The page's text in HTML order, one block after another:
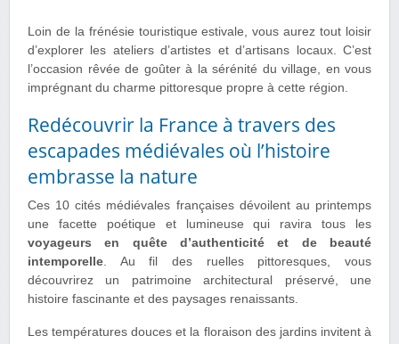
Loin de la frénésie touristique estivale, vous aurez tout loisir
d’explorer les ateliers d’artistes et d’artisans locaux. C’est
l’occasion rêvée de goûter à la sérénité du village, en vous
imprégnant du charme pittoresque propre à cette région.
Redécouvrir la France à travers des
escapades médiévales où l’histoire
embrasse la nature
Ces 10 cités médiévales françaises dévoilent au printemps
une facette poétique et lumineuse qui ravira tous les
voyageurs en quête d’authenticité et de beauté
intemporelle. Au fil des ruelles pittoresques, vous
découvrirez un patrimoine architectural préservé, une
histoire fascinante et des paysages renaissants.
Les températures douces et la floraison des jardins invitent à